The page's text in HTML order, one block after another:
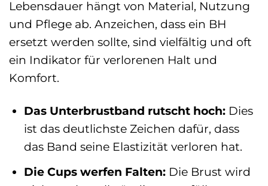
Lebensdauer hängt von Material, Nutzung
und Pflege ab. Anzeichen, dass ein BH
ersetzt werden sollte, sind vielfältig und oft
ein Indikator für verlorenen Halt und
Komfort.
Das Unterbrustband rutscht hoch:Dies
ist das deutlichste Zeichen dafür, dass
das Band seine Elastizität verloren hat.
Die Cups werfen Falten:Die Brust wird